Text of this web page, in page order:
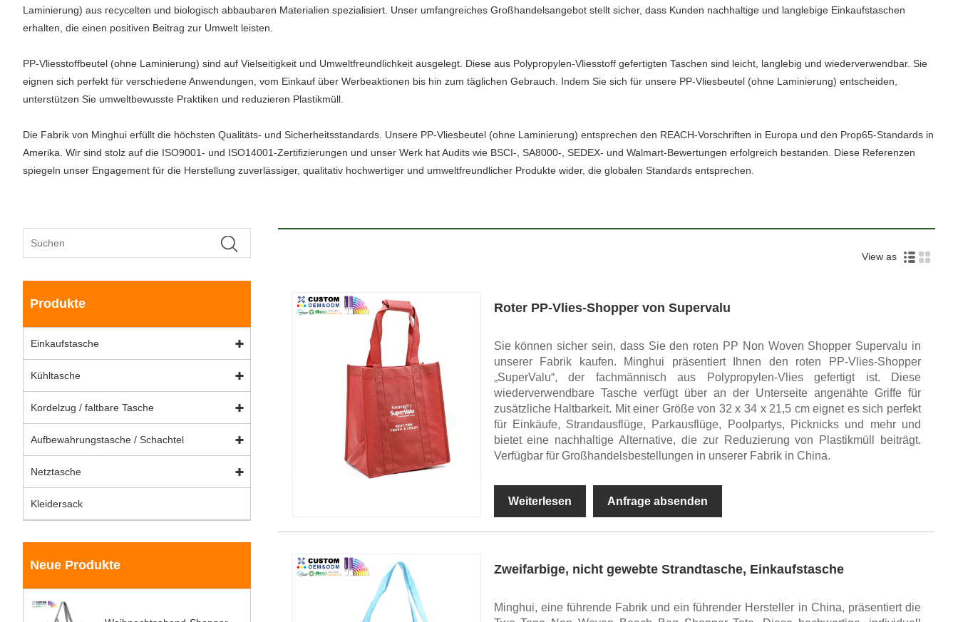
Laminierung) aus recycelten und biologisch abbaubaren Materialien spezialisiert. Unser umfangreiches Großhandelsangebot stellt sicher, dass Kunden nachhaltige und langlebige Einkaufstaschen
erhalten, die einen positiven Beitrag zur Umwelt leisten.
PP-Vliesstoffbeutel (ohne Laminierung) sind auf Vielseitigkeit und Umweltfreundlichkeit ausgelegt. Diese aus Polypropylen-Vliesstoff gefertigten Taschen sind leicht, langlebig und wiederverwendbar. Sie
eignen sich perfekt für verschiedene Anwendungen, vom Einkauf über Werbeaktionen bis hin zum täglichen Gebrauch. Indem Sie sich für unsere PP-Vliesbeutel (ohne Laminierung) entscheiden,
unterstützen Sie umweltbewusste Praktiken und reduzieren Plastikmüll.
Die Fabrik von Minghui erfüllt die höchsten Qualitäts- und Sicherheitsstandards. Unsere PP-Vliesbeutel (ohne Laminierung) entsprechen den REACH-Vorschriften in Europa und den Prop65-Standards in
Amerika. Wir sind stolz auf die ISO9001- und ISO14001-Zertifizierungen und unser Werk hat Audits wie BSCI-, SA8000-, SEDEX- und Walmart-Bewertungen erfolgreich bestanden. Diese Referenzen
spiegeln unser Engagement für die Herstellung zuverlässiger, qualitativ hochwertiger und umweltfreundlicher Produkte wider, die globalen Standards entsprechen.
Produkte
Einkaufstasche
Kühltasche
Kordelzug / faltbare Tasche
Aufbewahrungstasche / Schachtel
Netztasche
Kleidersack
Neue Produkte
View as
Roter PP-Vlies-Shopper von Supervalu
Sie können sicher sein, dass Sie den roten PP Non Woven Shopper Supervalu in
unserer Fabrik kaufen. Minghui präsentiert Ihnen den roten PP-Vlies-Shopper
„SuperValu“, der fachmännisch aus Polypropylen-Vlies gefertigt ist. Diese
wiederverwendbare Tasche verfügt über an der Unterseite angenähte Griffe für
zusätzliche Haltbarkeit. Mit einer Größe von 32 x 34 x 21,5 cm eignet es sich perfekt
für Einkäufe, Strandausflüge, Parkausflüge, Poolpartys, Picknicks und mehr und
bietet eine nachhaltige Alternative, die zur Reduzierung von Plastikmüll beiträgt.
Verfügbar für Großhandelsbestellungen in unserer Fabrik in China.
Weiterlesen Anfrage absenden
Zweifarbige, nicht gewebte Strandtasche, Einkaufstasche
Minghui, eine führende Fabrik und ein führender Hersteller in China, präsentiert die